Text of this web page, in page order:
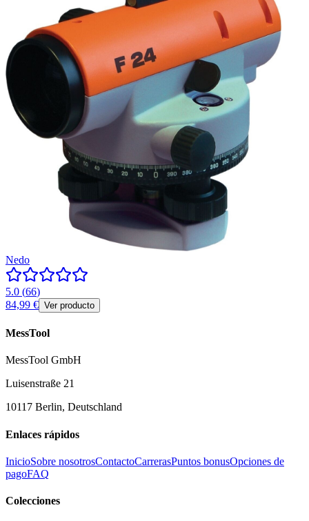
Nedo
5.0 (66)
84,99 € Ver producto
MessTool
MessTool GmbH
Luisenstraße 21
10117 Berlin, Deutschland
Enlaces rápidos
InicioSobre nosotrosContactoCarrerasPuntos bonusOpciones de
pagoFAQ
Colecciones